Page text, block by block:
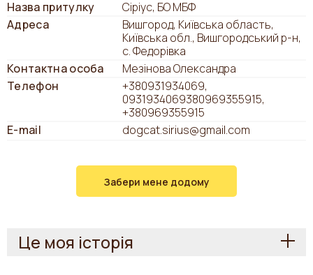
Назва притулку
Сіріус, БО МБФ
Адреса
Вишгород, Київська область,
Київська обл., Вишгородський р-н,
с. Федорівка
Контактна особа
Мезінова Олександра
Телефон
+380931934069
0931934069380969355915
+380969355915
E-mail
dogcat.sirius@gmail.com
Забери мене додому
Це моя історія